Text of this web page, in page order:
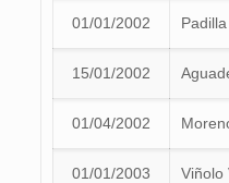
01/01/2002
15/01/2002
01/04/2002
01/01/2003 Viñolo